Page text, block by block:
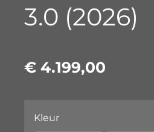
3.0 (2026)
€ 4.199,00
Kleur